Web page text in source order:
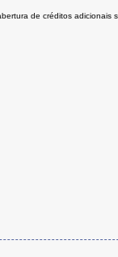
de créditos adicionais